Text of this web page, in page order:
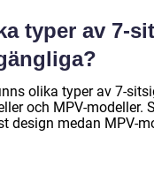
typer av 7-
olika typer av 7-
och MPV-modeller.
design medan MPV-